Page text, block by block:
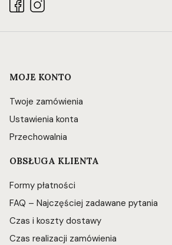
Linki w stopce
MOJE KONTO
Twoje zamówienia
Ustawienia konta
Przechowalnia
OBSŁUGA KLIENTA
Formy płatności
FAQ – Najczęściej zadawane pytania
Czas i koszty dostawy
Czas realizacji zamówienia